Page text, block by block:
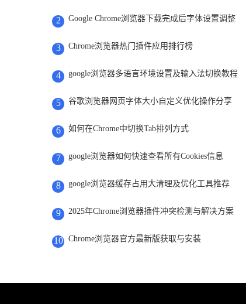
2 Google Chrome浏览器下载完成后字体设置调整
3 Chrome浏览器热门插件应用排行榜
4 google浏览器多语言环境设置及输入法切换教程
5 谷歌浏览器网页字体大小自定义优化操作分享
6 如何在Chrome中切换Tab排列方式
7 google浏览器如何快速查看所有Cookies信息
8 google浏览器缓存占用大清理及优化工具推荐
9 2025年Chrome浏览器插件冲突检测与解决方案
10 Chrome浏览器官方最新版获取与安装